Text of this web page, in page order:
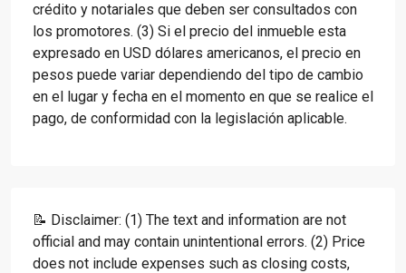
crédito y notariales que deben ser consultados con
los promotores. (3) Si el precio del inmueble esta
expresado en USD dólares americanos, el precio en
pesos puede variar dependiendo del tipo de cambio
en el lugar y fecha en el momento en que se realice el
pago, de conformidad con la legislación aplicable.
📝 Disclaimer: (1) The text and information are not
official and may contain unintentional errors. (2) Price
does not include expenses such as closing costs,